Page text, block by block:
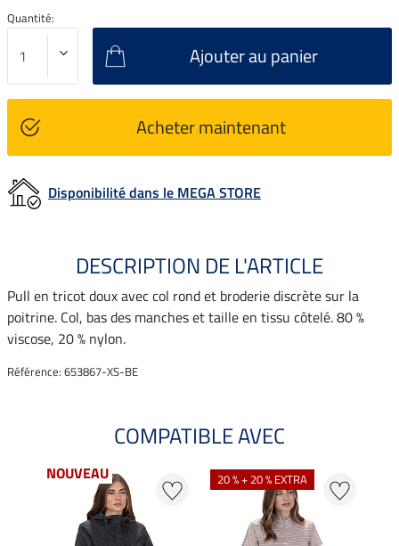
Quantité:
Ajouter au panier
Acheter maintenant
Disponibilité dans le MEGA STORE
DESCRIPTION DE L'ARTICLE
Pull en tricot doux avec col rond et broderie discrète sur la
poitrine. Col, bas des manches et taille en tissu côtelé. 80 %
viscose, 20 % nylon.
Référence: 653867-XS-BE
COMPATIBLE AVEC
NOUVEAU 20 % + 20 % EXTRA